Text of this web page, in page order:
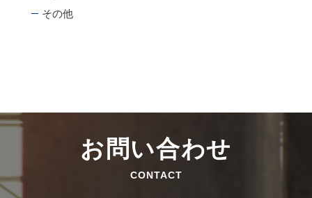
その他
お問い合わせ
CONTACT